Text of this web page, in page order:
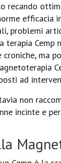
recando
efficacia
problemi
terapia
ma
ad
non
incinte e